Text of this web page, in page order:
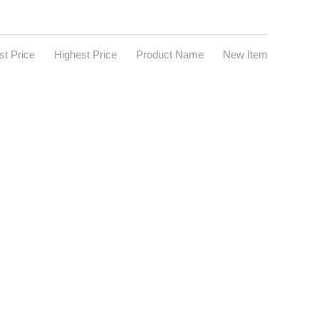
Price Highest Price Product Name New Item